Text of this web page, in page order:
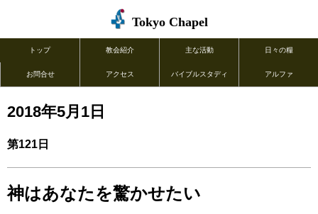
Tokyo Chapel
トップ 教会紹介 主な活動 日々の糧
お問合せ アクセス バイブルスタディ アルファ
2018年5月1日
第121日
神はあなたを驚かせたい